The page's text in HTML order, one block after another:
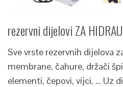
rezervni dijelovi ZA
Sve vrste rezervnih dijelova
membrane, čahure, držači
elementi, čepovi, vijci, … Uz